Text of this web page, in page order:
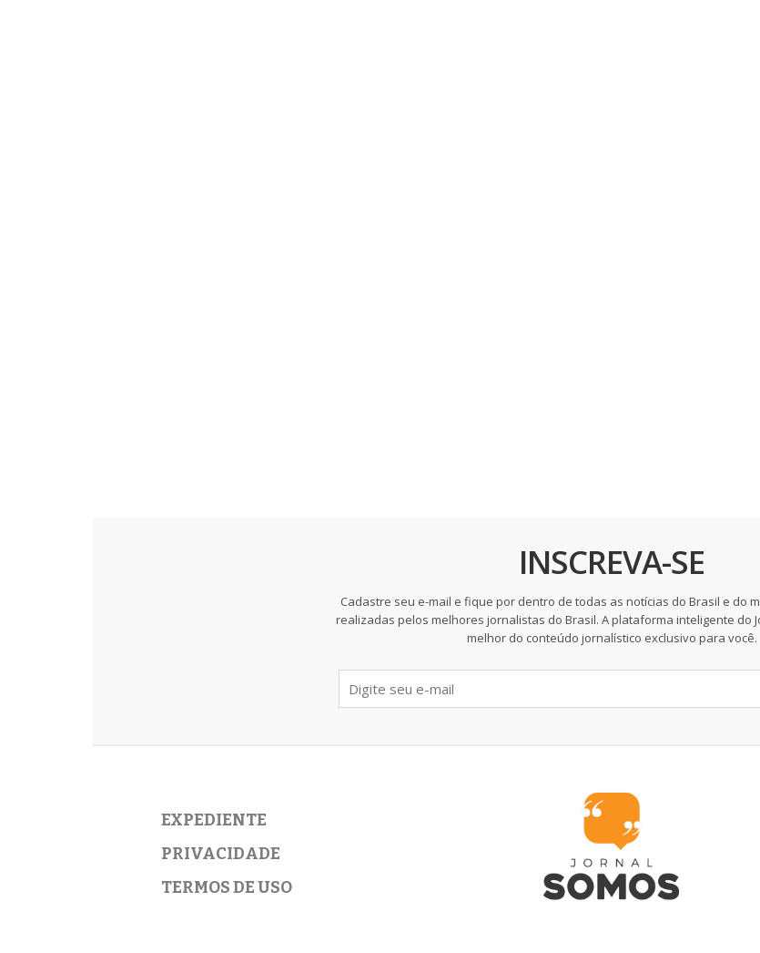
INSCREVA-SE
Cadastre seu e-mail e fique por dentro de todas as notícias do Brasil e do
realizadas pelos melhores jornalistas do Brasil. A plataforma inteligente do
melhor do conteúdo jornalístico exclusivo para você.
EXPEDIENTE
PRIVACIDADE
TERMOS DE USO